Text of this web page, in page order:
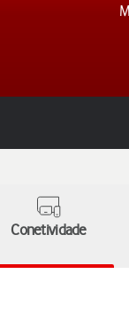
Conetividade